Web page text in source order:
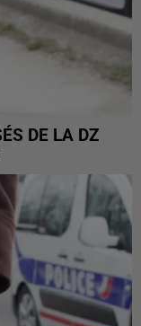
DE LA DZ